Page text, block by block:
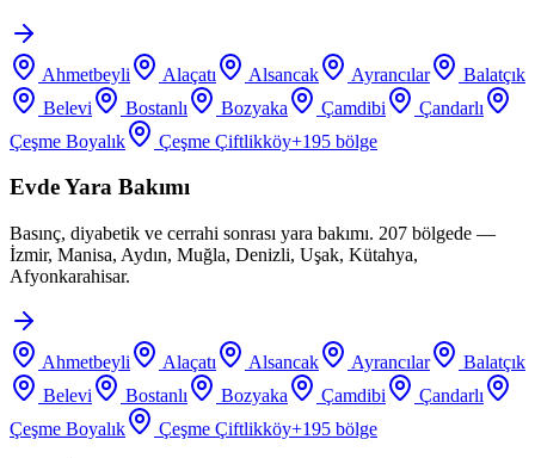
Ahmetbeyli Alaçatı Alsancak Ayrancılar
Balatçık
Belevi
Bostanlı Bozyaka Çamdibi
Çandarlı
Çeşme Boyalık
Çeşme Çiftlikköy+195 bölge
Evde Yara Bakımı
Basınç, diyabetik ve cerrahi sonrası yara bakımı. 207 bölgede —
İzmir, Manisa, Aydın, Muğla, Denizli, Uşak, Kütahya,
Afyonkarahisar.
Ahmetbeyli Alaçatı Alsancak Ayrancılar
Balatçık
Belevi
Bostanlı Bozyaka Çamdibi
Çandarlı
Çeşme Boyalık
Çeşme Çiftlikköy+195 bölge